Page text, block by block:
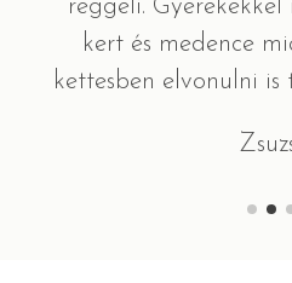
reggeli. Gyerekekkel
kert és medence
kettesben elvonulni is